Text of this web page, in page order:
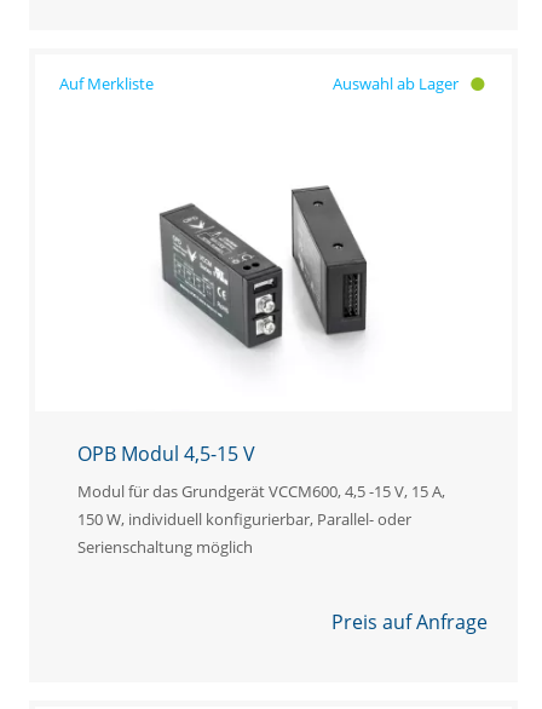
Auswahl ab Lager
OPB Modul 4,5-15 V
Modul für das Grundgerät VCCM600, 4,5 -15 V, 15 A,
150 W, individuell konfigurierbar, Parallel- oder
Serienschaltung möglich
Preis auf Anfrage